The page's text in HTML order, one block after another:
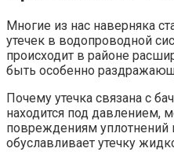
Многие из нас наверняка
утечек в водопроводной
происходит в районе
быть особенно
Почему утечка связана с
находится под давлением,
повреждениям уплотнений
обуславливает утечку